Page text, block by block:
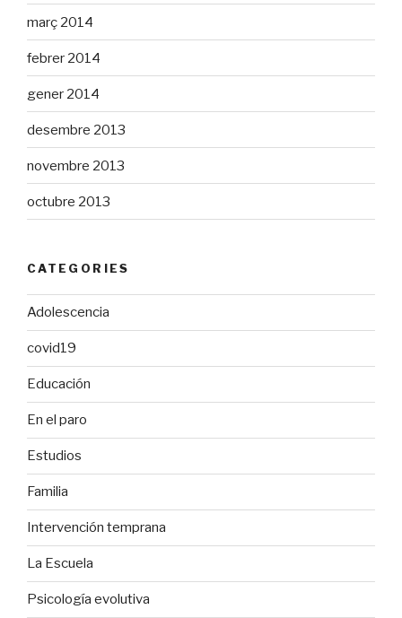
març 2014
febrer 2014
gener 2014
desembre 2013
novembre 2013
octubre 2013
CATEGORIES
Adolescencia
covid19
Educación
En el paro
Estudios
Familia
Intervención temprana
La Escuela
Psicología evolutiva